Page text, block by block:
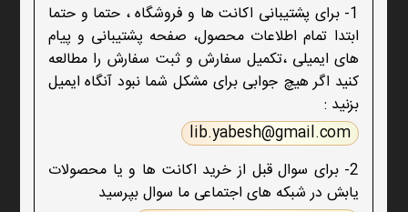
1- برای پشتیبانی اکانت ها و فروشگاه ، حتما و حتما
ابتدا تمام اطلاعات محصول، صفحه پشتیبانی و پیام
های ایمیلی ،تکمیل سفارش و ثبت سفارش را مطالعه
کنید اگر هیچ جوابی برای مشکل شما نبود آنگاه ایمیل
بزنید :
lib.yabesh@gmail.com
2- برای سوال قبل از خرید اکانت ها و یا محصولات
یابش در شبکه های اجتماعی ما سوال بپرسید